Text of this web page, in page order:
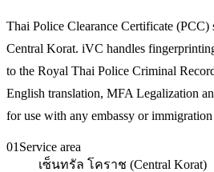
Thai Police Clearance Certificate (PCC)
Central Korat. iVC handles
to the Royal Thai Police Criminal
English translation, MFA Legalization
for use with any embassy or
01 Service area
เซ็นทรัล โคราช (Central Korat)